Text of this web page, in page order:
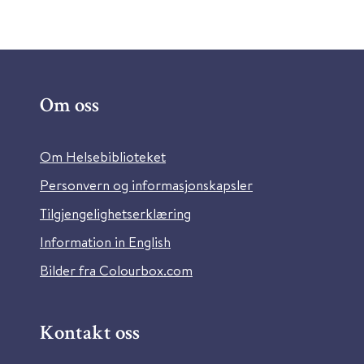
Om oss
Om Helsebiblioteket
Personvern og informasjonskapsler
Tilgjengelighetserklæring
Information in English
Bilder fra Colourbox.com
Kontakt oss